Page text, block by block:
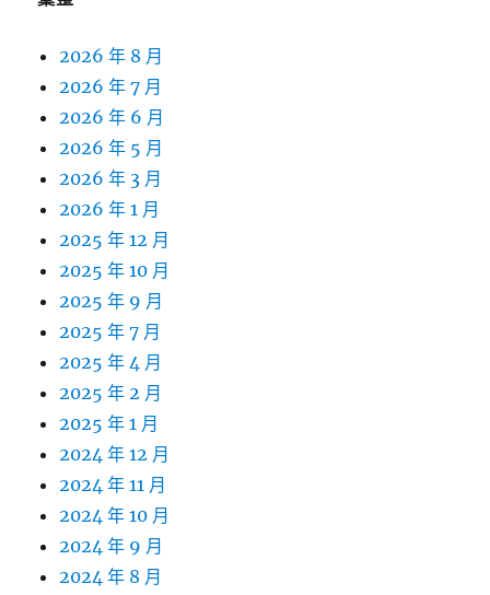
2026 年 8 月
2026 年 7 月
2026 年 6 月
2026 年 5 月
2026 年 3 月
2026 年 1 月
2025 年 12 月
2025 年 10 月
2025 年 9 月
2025 年 7 月
2025 年 4 月
2025 年 2 月
2025 年 1 月
2024 年 12 月
2024 年 11 月
2024 年 10 月
2024 年 9 月
2024 年 8 月